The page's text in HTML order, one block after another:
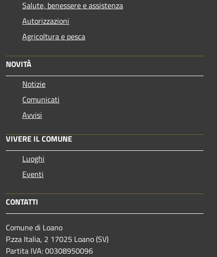
Salute, benessere e assistenza
Autorizzazioni
Agricoltura e pesca
NOVITÀ
Notizie
Comunicati
Avvisi
VIVERE IL COMUNE
Luoghi
Eventi
CONTATTI
Comune di Loano
P.zza Italia, 2 17025 Loano (SV)
Partita IVA: 00308950096